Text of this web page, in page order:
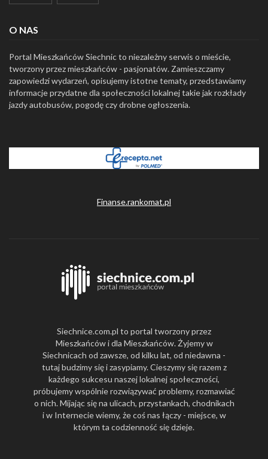
O NAS
Portal Mieszkańców Siechnic to niezależny serwis o mieście,
tworzony przez mieszkańców - pasjonatów. Zamieszczamy
zapowiedzi wydarzeń, opisujemy istotne tematy, przedstawiamy
informacje przydatne dla społeczności lokalnej takie jak rozkłady
jazdy autobusów, pogodę czy drobne ogłoszenia.
Finanse.rankomat.pl
Siechnice.com.pl to portal tworzony przez
Mieszkańców i dla Mieszkańców. Żyjemy w
Siechnicach od zawsze, od kilku lat, od niedawna -
tutaj budzimy się i zasypiamy. Cieszymy się razem z
każdego sukcesu naszej lokalnej społeczności,
próbujemy wspólnie rozwiązywać problemy, rozmawiać
o nich. Mijając się na ulicach, przystankach, chodnikach
i w Internecie wiemy, że coś nas łączy - miejsce, w
którym ta codzienność się dzieje.